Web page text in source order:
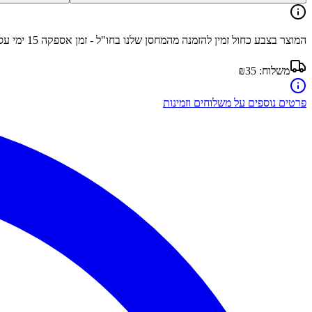
המוצר בצבע כחול זמין להזמנה מהמחסן שלנו בחו"ל - זמן אספקה 15 ימי
משלוח: ₪35
פרטים נוספים על משלוחים וזמינות